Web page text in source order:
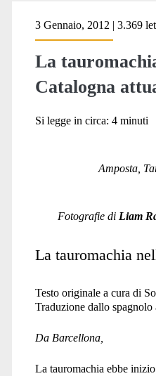
3 Gennaio, 2012 | 3.369
La
Catalogna
Si legge in circa: 4 minuti
Amposta,
Fotografie di Liam
La tauromachia
Testo originale a cura di
Traduzione dallo
Da Barcellona,
La tauromachia ebbe